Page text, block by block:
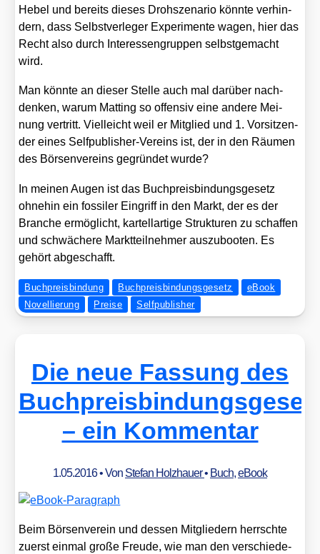
Hebel und bereits die­ses Droh­sze­na­rio könn­te ver­hin­
dern, dass Selbst­ver­le­ger Expe­ri­men­te wagen, hier das
Recht also durch Inter­es­sen­grup­pen selbst­ge­macht
wird.
Man könn­te an die­ser Stel­le auch mal dar­über nach­
den­ken, war­um Mat­ting so offen­siv eine ande­re Mei­
nung ver­tritt. Viel­leicht weil er Mit­glied und 1. Vor­sit­zen­
der eines Self­pu­blisher-Ver­eins ist, der in den Räu­men
des Bör­sen­ver­eins gegrün­det wur­de?
In mei­nen Augen ist das Buch­preis­bin­dungs­ge­setz
ohne­hin ein fos­si­ler Ein­griff in den Markt, der es der
Bran­che ermög­licht, kar­tell­ar­ti­ge Struk­tu­ren zu schaf­fen
und schwä­che­re Markt­teil­neh­mer aus­zu­boo­ten. Es
gehört abge­schafft.
Buchpreisbindung Buchpreisbindungsgesetz
eBook
Novellierung
Preise Selfpublisher
Die neue Fassung des
– ein Kommentar
1.05.2016• Von Stefan Holzhauer• Buch,eBook
Beim Bör­sen­ver­ein und des­sen Mit­glie­dern herrsch­te
zuerst ein­mal gro­ße Freu­de, wie man den ver­schie­de­